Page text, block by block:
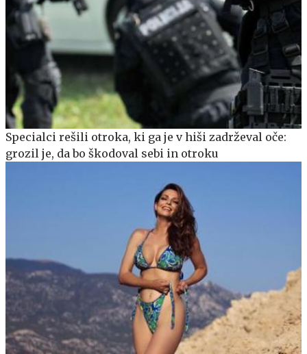
Specialci rešili otroka, ki ga je v hiši zadrževal oče:
grozil je, da bo škodoval sebi in otroku